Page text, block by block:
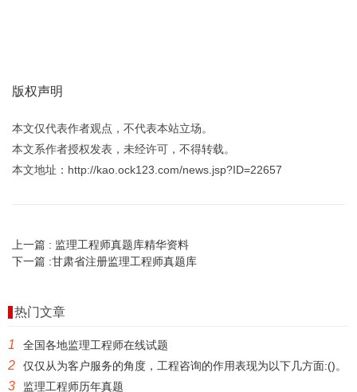
版权声明
本文仅代表作者观点，不代表本站立场。
本文系作者授权发表，未经许可，不得转载。
本文地址：http://kao.ock123.com/news.jsp?ID=22657
上一篇 : 监理工程师真题库精华资料
下一篇 :甘肃省注册监理工程师真题库
热门文章
1 全国各地监理工程师在线试题
2 仅仅从为客户服务的角度，工程咨询的作用表现为以下几方面:()。
3
监理工程师历年真题